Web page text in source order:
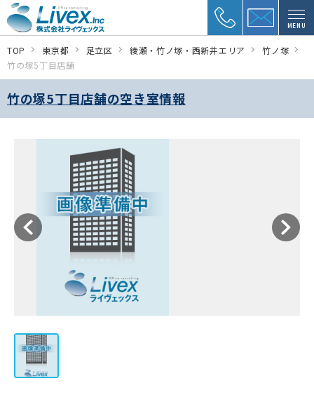
MENU
TOP 東京都 足立区 綾瀬・竹ノ塚・西新井エリア
竹ノ塚
竹の塚5丁目店舗
竹の塚5丁目店舗の空き室情報